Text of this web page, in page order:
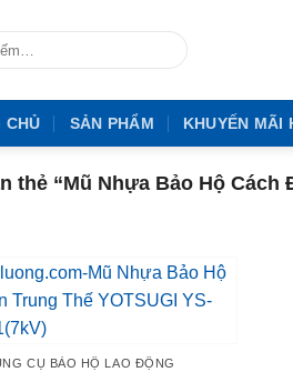
CHỦ SẢN PHẨM KHUYẾN MÃI
thẻ “Mũ Nhựa Bảo Hộ Cách
CỤ BẢO HỘ LAO ĐỘNG